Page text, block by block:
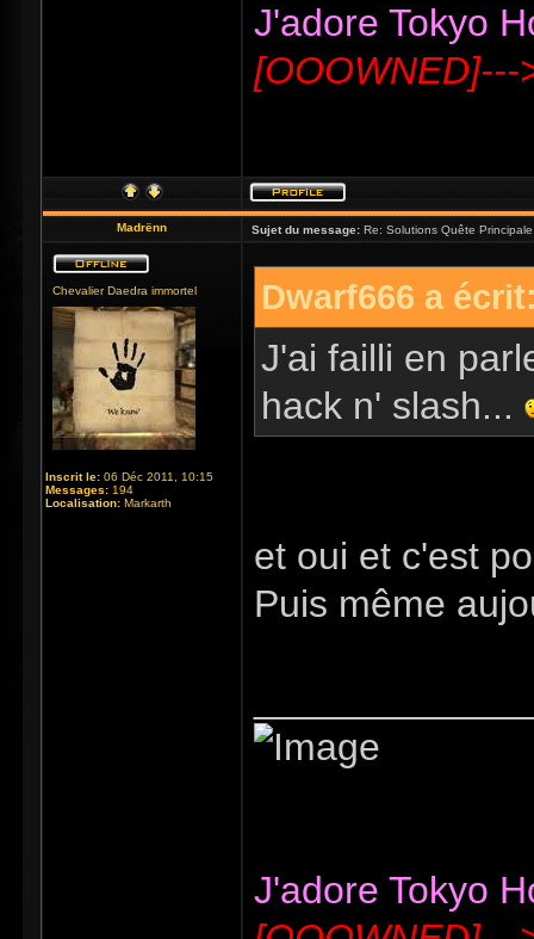
J'adore Tokyo
[OOOWNED]---
Madrënn Sujet du message: Re: Solutions Quête
Chevalier Daedra immortel
Inscrit le: 06 Déc 2011, 10:15
Messages: 194
Localisation: Markarth
Dwarf666 a
J'ai failli en
hack n' slash...
et oui et c'est
Puis même
J'adore Tokyo